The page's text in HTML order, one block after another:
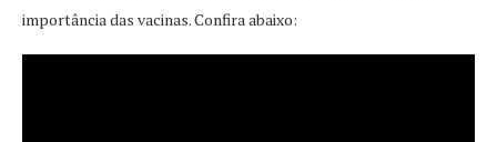
importância das vacinas. Confira abaixo: